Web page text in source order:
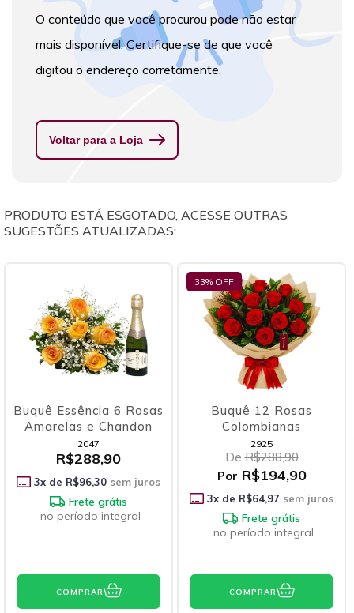
O conteúdo que você procurou pode não estar
mais disponível. Certifique-se de que você
digitou o endereço corretamente.
Voltar para a Loja
PRODUTO ESTÁ ESGOTADO, ACESSE OUTRAS
SUGESTÕES ATUALIZADAS:
juros
Buquê 12 Rosas
Colombianas
De R$288,90
Por
R$194,90
3x de R$64,97 sem juros
Frete grátis
COMPRAR
11% OFF
Flores com Urso
Pelúcia e
De R$294,90
PorR$262,90
3x de R$87,63sem
Frete grátis
no período
COMPRAR